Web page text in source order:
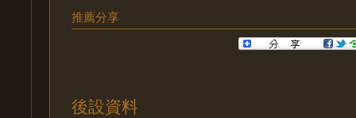
推薦分享
後設資料